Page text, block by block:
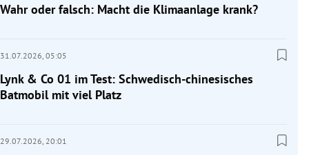
Wahr oder falsch: Macht die Klimaanlage krank?
31.07.2026, 05:05
Lynk & Co 01 im Test: Schwedisch-chinesisches
Batmobil mit viel Platz
29.07.2026, 20:01